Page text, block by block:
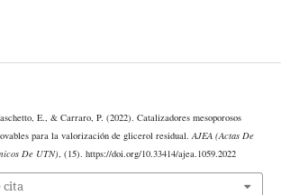
E., & Carraro, P. (2022). Catalizadores mesoporosos
para la valorización de glicerol residual.AJEA (Actas De
De UTN), (15). https://doi.org/10.33414/ajea.1059.2022
cita